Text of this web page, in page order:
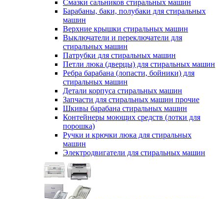
Смазки сальников стиральных машин
Барабаны, баки, полубаки для стиральных
машин
Верхние крышки стиральных машин
Выключатели и переключатели для
стиральных машин
Патрубки для стиральных машин
Петли люка (дверцы) для стиральных машин
Ребра барабана (лопасти, бойники) для
стиральных машин
Детали корпуса стиральных машин
Запчасти для стиральных машин прочие
Шкивы барабана стиральных машин
Контейнеры моющих средств (лотки для
порошка)
Ручки и крючки люка для стиральных
машин
Электродвигатели для стиральных машин